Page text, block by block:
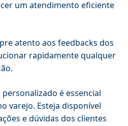
um atendimento eficiente
atento aos feedbacks dos
rapidamente qualquer
é essencial
varejo. Esteja disponível
e dúvidas dos clientes